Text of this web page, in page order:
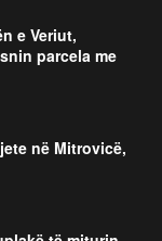
e Veriut,
parcela me
në Mitrovicë,